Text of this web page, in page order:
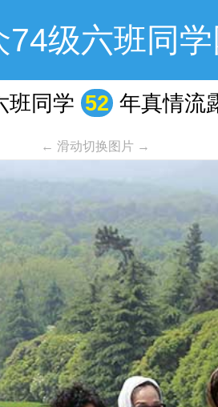
74级六班同学
班同学 52年真情流
← 滑动切换图片 →